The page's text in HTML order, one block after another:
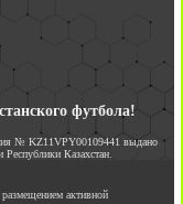
футбола!
№ KZ11VPY00109441 выдано
Казахстан.
активной